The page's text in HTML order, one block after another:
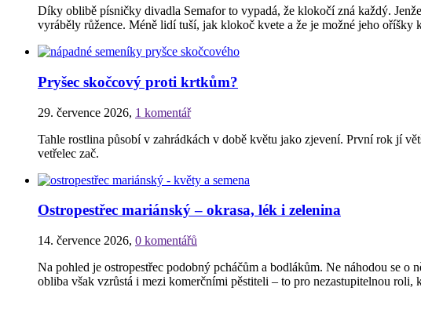
Díky oblibě písničky divadla Semafor to vypadá, že klokočí zná každý.
vyráběly růžence. Méně lidí tuší, jak klokoč kvete a že je možné jeho oříšky
Pryšec skočcový proti krtkům?
29. července 2026, 1 komentář
Tahle rostlina působí v zahrádkách v době květu jako zjevení. První rok jí
vetřelec zač.
Ostropestřec mariánský – okrasa, lék i zelenina
14. července 2026, 0 komentářů
Na pohled je ostropestřec podobný pcháčům a bodlákům. Ne náhodou se
obliba však vzrůstá i mezi komerčními pěstiteli – to pro nezastupitelnou roli,